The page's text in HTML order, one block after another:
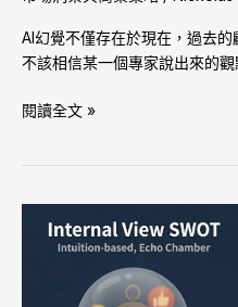
AI幻覺不僅存在於現在，過去
不該相信某一個專家說出來的
不
懂
子」？
閱讀全文 »